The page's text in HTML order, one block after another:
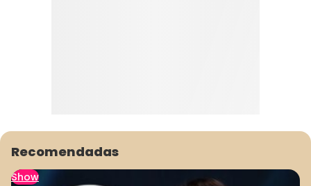
Recomendadas
Show